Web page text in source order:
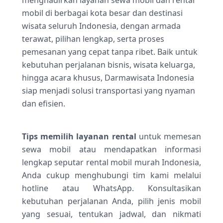
November. Semangat juang inilah yang hingga
kini masih terasa kuat dalam kehidupan
masyarakat Surabaya.
Kini, Surabaya tidak hanya menjadi simbol
sejarah perjuangan, tetapi juga berkembang
sebagai metropolitan terbesar kedua di
Indonesia dengan kemajuan pesat di sektor
perdagangan, pariwisata, pendidikan, dan
industri. Dengan infrastruktur yang terus
diperbarui dan destinasi wisata bersejarah
yang kaya akan nilai budaya dan sejarah.
Bagi wisatawan maupun pelaku bisnis yang
ingin menelusuri jejak sejarah Kota Pahlawan
dengan nyaman, layanan sewa mobil Surabaya
menjadi pilihan terbaik untuk mobilitas yang
lebih fleksibel dan efisien. Dari kawasan Kota
Tua hingga pusat modern, perjalanan Anda
akan terasa lebih praktis dan menyenangkan
mobil di berbagai kota besar dan destinasi
wisata seluruh Indonesia, dengan armada
terawat, pilihan lengkap, serta proses
pemesanan yang cepat tanpa ribet. Baik untuk
kebutuhan perjalanan bisnis, wisata keluarga,
hingga acara khusus, Darmawisata Indonesia
siap menjadi solusi transportasi yang nyaman
dan efisien.
Tips memilih layanan rental untuk memesan
sewa mobil atau mendapatkan informasi
lengkap seputar rental mobil murah Indonesia,
Anda cukup menghubungi tim kami melalui
hotline atau WhatsApp. Konsultasikan
kebutuhan perjalanan Anda, pilih jenis mobil
yang sesuai, tentukan jadwal, dan nikmati